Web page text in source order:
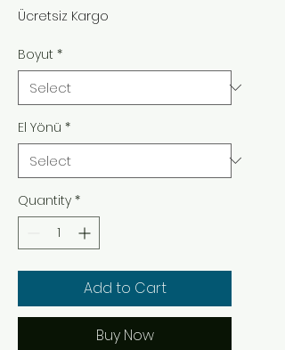
Ücretsiz Kargo
Boyut *
El Yönü *
Quantity *
Add to Cart
Buy Now